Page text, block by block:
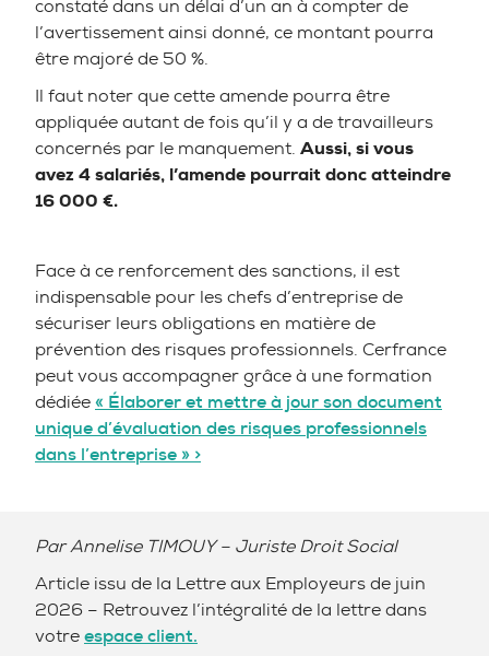
constaté dans un délai d’un an à compter de
l’avertissement ainsi donné, ce montant pourra
être majoré de 50 %.
Il faut noter que cette amende pourra être
appliquée autant de fois qu’il y a de travailleurs
concernés par le manquement. Aussi, si vous
avez 4 salariés, l’amende pourrait donc atteindre
16 000 €.
Face à ce renforcement des sanctions, il est
indispensable pour les chefs d’entreprise de
sécuriser leurs obligations en matière de
prévention des risques professionnels. Cerfrance
peut vous accompagner grâce à une formation
dédiée« Élaborer et mettre à jour son document
unique d’évaluation des risques professionnels
dans l’entreprise » >
ParAnnelise TIMOUY– Juriste Droit Social
Article issu de la Lettre aux Employeurs de juin
2026 – Retrouvez l’intégralité de la lettre dans
votreespace client.